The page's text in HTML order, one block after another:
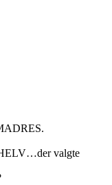
HELV…der valgte